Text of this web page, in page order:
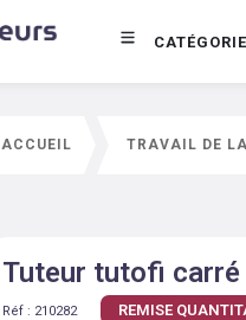
ACCUEIL TRAVAIL DE
Tuteur tutofi
Réf : 210282 REMISE